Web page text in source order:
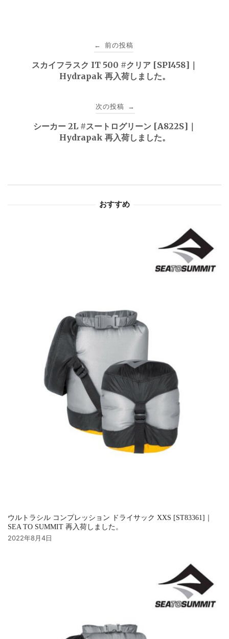
← 前の投稿
スカイフラスク IT 500 #クリア [SPI458]｜
Hydrapak 再入荷しました。
次の投稿 →
シーカー 2L #スートログリーン [A822S]｜
Hydrapak 再入荷しました。
おすすめ
ウルトラシル コンプレッション ドライサック XXS [ST83361]｜
SEA TO SUMMIT 再入荷しました。
2022年8月4日